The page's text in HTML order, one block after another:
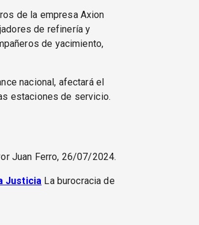
de la empresa Axion
de refinería y
de yacimiento,
nacional, afectará el
estaciones de servicio.
Juan Ferro, 26/07/2024.
Justicia La burocracia de